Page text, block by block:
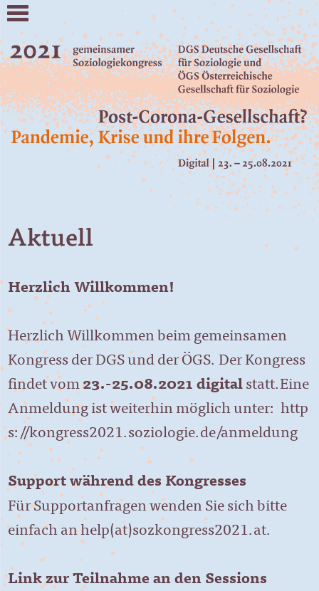
Aktuell
Herzlich Willkommen!
Herzlich Willkommen beim gemeinsamen
Kongress der DGS und der ÖGS. Der Kongress
findet vom23.-25.08.2021 digital statt.Eine
Anmeldung ist weiterhin möglich unter: http
s://kongress2021.soziologie.de/anmeldung
Support während des Kongresses
Für Supportanfragen wenden Sie sich bitte
einfach anhelp(at)sozkongress2021.at.
Link zur Teilnahme an den Sessions